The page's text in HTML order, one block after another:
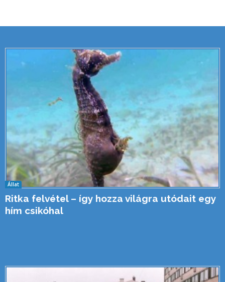
Állat
Ritka felvétel – így hozza világra utódait egy
hím csikóhal